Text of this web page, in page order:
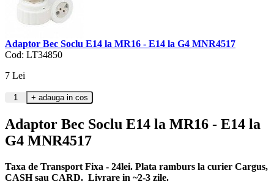
Adaptor Bec Soclu E14 la MR16 - E14 la G4 MNR4517
Cod: LT34850
7 Lei
Adaptor Bec Soclu E14 la MR16 - E14 la
G4 MNR4517
Taxa de Transport Fixa - 24lei. Plata ramburs la curier Cargus,
CASH sau CARD. Livrare in ~2-3 zile.